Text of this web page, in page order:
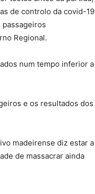
de controlo da covid-19
passageiros
Regional.
num tempo inferior a
e os resultados dos
madeirense diz estar a
de massacrar ainda